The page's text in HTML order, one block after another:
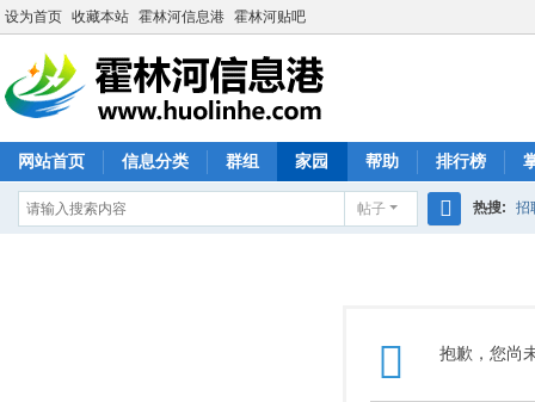
设为首页 收藏本站 霍林河信息港 霍林河贴吧
网站首页 信息分类 群组 家园 帮助 排行榜
帖子 热搜: 招
抱歉，您尚